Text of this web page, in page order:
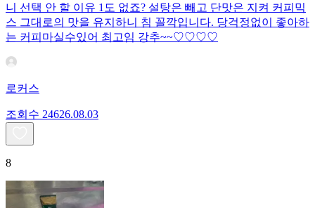
니 선택 안 할 이유 1도 없죠? 설탕은 빼고 단맛은 지켜 커피믹
스 그대로의 맛을 유지하니 침 꼴깍입니다. 당걱정없이 좋아하
는 커피마실수있어 최고임 강추~~♡♡♡♡
로커스
조회수 24626.08.03
8